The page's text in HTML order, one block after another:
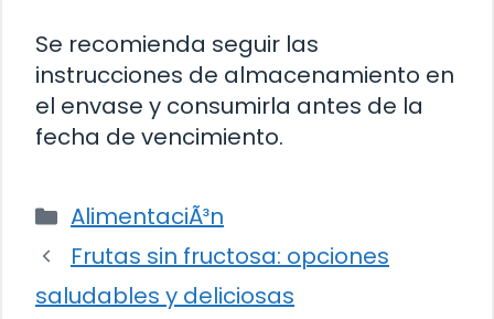
Se recomienda seguir las
instrucciones de almacenamiento en
el envase y consumirla antes de la
fecha de vencimiento.
Categorías
AlimentaciÃ³n
Frutas sin fructosa: opciones
saludables y deliciosas